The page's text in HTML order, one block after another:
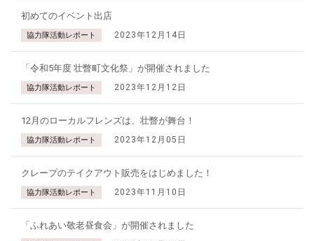
初めてのイベント出店
協力隊活動レポート 2023年12月14日
「令和5年度 壮瞥町文化祭」が開催されました
協力隊活動レポート 2023年12月12日
12月のローカルフレンズは、壮瞥が舞台！
協力隊活動レポート 2023年12月05日
クレープのテイクアウト販売をはじめました！
協力隊活動レポート 2023年11月10日
「ふれあい敬老昼食会」が開催されました